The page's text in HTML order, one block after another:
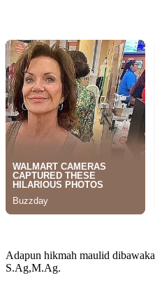
Adapun hikmah maulid
S.Ag,M.Ag.